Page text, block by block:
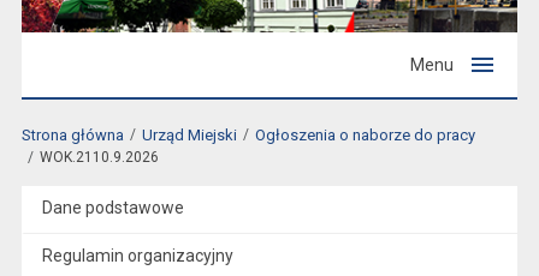
Menu
Strona główna Urząd Miejski Ogłoszenia o naborze do pracy
WOK.2110.9.2026
Dane podstawowe
Regulamin organizacyjny